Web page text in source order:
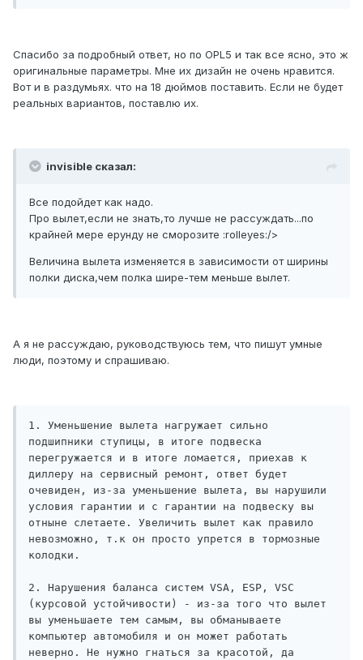
Спасибо за подробный ответ, но по OPL5 и так все ясно, это ж
оригинальные параметры. Мне их дизайн не очень нравится.
Вот и в раздумьях. что на 18 дюймов поставить. Если не будет
реальных вариантов, поставлю их.
invisible сказал:
Все подойдет как надо.
Про вылет,если не знать,то лучше не рассуждать...по
крайней мере ерунду не сморозите :rolleyes:/>
Величина вылета изменяется в зависимости от ширины
полки диска,чем полка шире-тем меньше вылет.
А я не рассуждаю, руководствуюсь тем, что пишут умные
люди, поэтому и спрашиваю.
1. Уменьшение вылета нагружает сильно
подшипники ступицы, в итоге подвеска
перегружается и в итоге ломается, приехав к
диллеру на сервисный ремонт, ответ будет
очевиден, из-за уменьшение вылета, вы нарушили
условия гарантии и с гарантии на подвеску вы
отныне слетаете. Увеличить вылет как правило
невозможно, т.к он просто упрется в тормозные
колодки.
2. Нарушения баланса систем VSA, ESP, VSC
(курсовой устойчивости) - из-за того что вылет
вы уменьшаете тем самым, вы обманываете
компьютер автомобиля и он может работать
неверно. Не нужно гнаться за красотой, да